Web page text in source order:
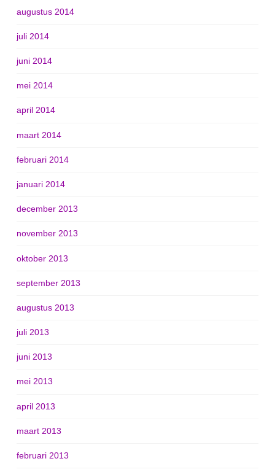
augustus 2014
juli 2014
juni 2014
mei 2014
april 2014
maart 2014
februari 2014
januari 2014
december 2013
november 2013
oktober 2013
september 2013
augustus 2013
juli 2013
juni 2013
mei 2013
april 2013
maart 2013
februari 2013